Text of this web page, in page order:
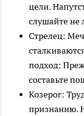
цели.
слушайте не
Стрелец:
подход:
составьте
Козерог:
признанию.